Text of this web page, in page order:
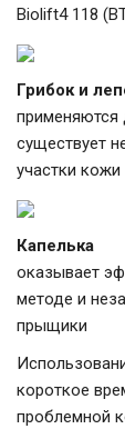
Biolift4 118
Грибок и
применяются
существует
участки кожи
Капелька
оказывает
методе и
прыщики
короткое
проблемной